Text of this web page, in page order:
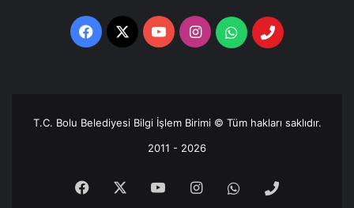
Facebook
X YouTubeInstagramWhatsappTelefon
T.C. Bolu Belediyesi Bilgi İşlem Birimi © Tüm hakları saklıdır.
2011 - 2026
Facebook YouTubeInstagramWhatsappTelefon